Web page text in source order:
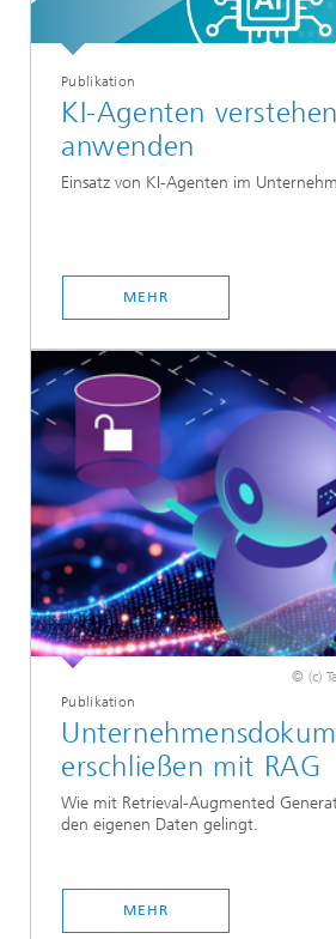
Publikation
KI-Agenten
anwenden
Einsatz von KI-Agenten im
MEHR
© (c)
Publikation
erschließen mit RAG
Wie mit Retrieval-Augmented
den eigenen Daten gelingt.
MEHR